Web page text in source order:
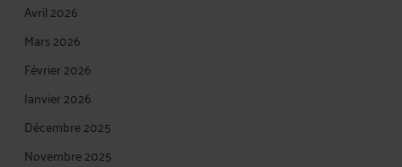
Avril 2026
Mars 2026
Février 2026
Janvier 2026
Décembre 2025
Novembre 2025